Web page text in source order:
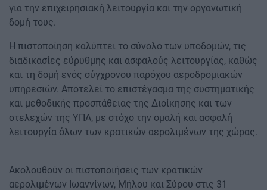
για την επιχειρησιακή λειτουργία και την οργανωτική
δομή τους.
Η πιστοποίηση καλύπτει το σύνολο των υποδομών, τις
διαδικασίες εύρυθμης και ασφαλούς λειτουργίας, καθώς
και τη δομή ενός σύγχρονου παρόχου αεροδρομιακών
υπηρεσιών. Αποτελεί το επιστέγασμα της συστηματικής
και μεθοδικής προσπάθειας της Διοίκησης και των
στελεχών της ΥΠΑ, με στόχο την ομαλή και ασφαλή
λειτουργία όλων των κρατικών αερολιμένων της χώρας.
Ακολουθούν οι πιστοποιήσεις των κρατικών
αερολιμένων Ιωαννίνων, Μήλου και Σύρου στις 31